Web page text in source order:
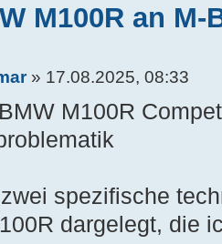
M100R an
» 17.08.2025, 08:33
M100R
spezifische
dargelegt, die